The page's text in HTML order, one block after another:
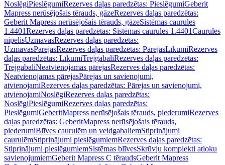
NoslēgiPieslēgumiRezerves daļas paredzētas: PieslēgumiGeberit
Mapress nerūsējošais tērauds, gāzeRezerves daļas paredzētas:
Geberit Mapress nerūsējošais tērauds, gāzeSistēmas caurules
1.4401Rezerves daļas paredzētas: Sistēmas caurules 1.4401Caurules
nipelisUzmavasRezerves daļas paredzētas:
UzmavasPārejasRezerves daļas paredzētas: PārejasLīkumiRezerves
daļas paredzētas: LīkumiTrejgabaliRezerves daļas paredzētas:
TrejgabaliNeatvienojamas pārejasRezerves daļas paredzētas:
Neatvienojamas pārejasPārejas un savienojumi,
atvienojamiRezerves daļas paredzētas: Pārejas un savienojumi,
atvienojamiNoslēgiRezerves daļas paredzētas:
NoslēgiPieslēgumiRezerves daļas paredzētas:
PieslēgumiGeberitMapress nerūsējošais tērauds, piederumiRezerves
daļas paredzētas: GeberitMapress nerūsējošais tērauds,
piederumiBlīves caurulēm un veidgabaliemStiprinājumi
caurulēmStiprinājumi pieslēgumiemRezerves daļas paredzētas:
Stiprinājumi pieslēgumiemSistēmas blīvesSkrūvju komplekti atloku
savienojumiemGeberit Mapress C tēraudsGeberit Mapress